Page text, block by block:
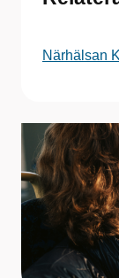
Närhälsan